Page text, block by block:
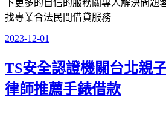
下更多的自信的服務關專人解決問題
找專業合法民間借貸服務
發
於
2023-12-01
TS安全認證機關台北親
律師推薦手錶借款